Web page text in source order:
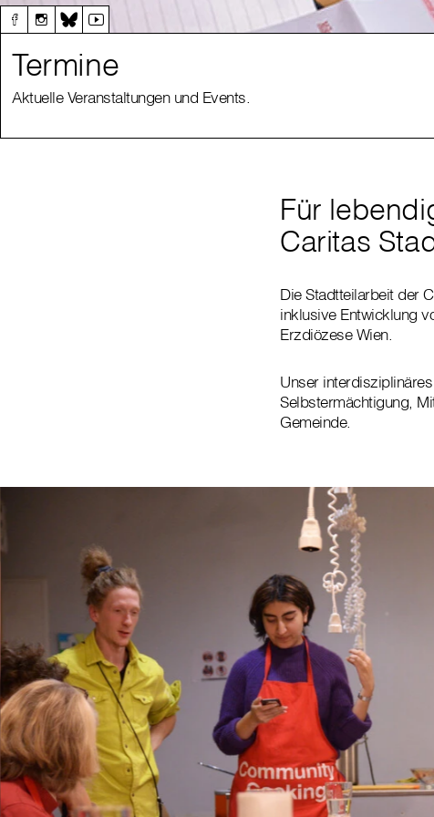
Termine
Aktuelle Veranstaltungen und Events.
Für
Caritas
Die Stadtteilarbeit der
inklusive Entwicklung
Erzdiözese Wien.
Unser
Selbstermächtigung,
Gemeinde.